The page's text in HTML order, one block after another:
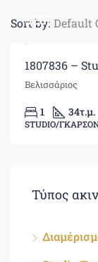
Sort by: Default
320€
Βελισσάριος
1 34τ.μ.
STUDIO/
Τύπος